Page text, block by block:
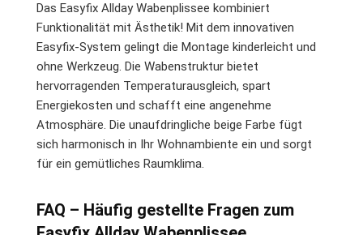
Das Easyfix Allday Wabenplissee kombiniert
Funktionalität mit Ästhetik! Mit dem innovativen
Easyfix-System gelingt die Montage kinderleicht und
ohne Werkzeug. Die Wabenstruktur bietet
hervorragenden Temperaturausgleich, spart
Energiekosten und schafft eine angenehme
Atmosphäre. Die unaufdringliche beige Farbe fügt
sich harmonisch in Ihr Wohnambiente ein und sorgt
für ein gemütliches Raumklima.
FAQ – Häufig gestellte Fragen zum